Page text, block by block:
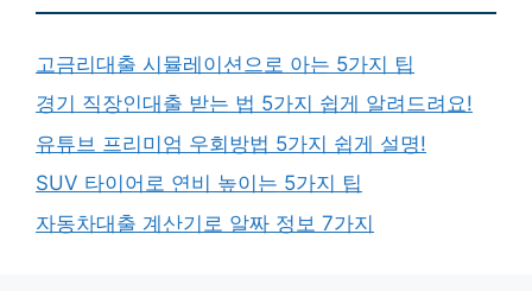
고금리대출 시뮬레이션으로 아는 5가지 팁
경기 직장인대출 받는 법 5가지 쉽게 알려드려요!
유튜브 프리미엄 우회방법 5가지 쉽게 설명!
SUV 타이어로 연비 높이는 5가지 팁
자동차대출 계산기로 알짜 정보 7가지